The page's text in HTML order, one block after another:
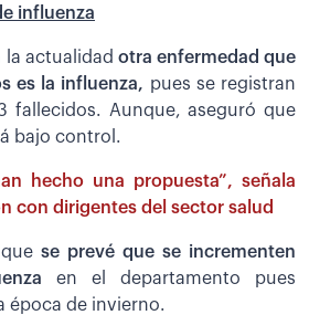
influenza
la actualidad otra enfermedad que
es la influenza, pues se registran
fallecidos. Aunque, aseguró que
bajo control.
hecho una propuesta”, señala
con dirigentes del sector salud
se prevé que se incrementen
en el departamento pues
época de invierno.